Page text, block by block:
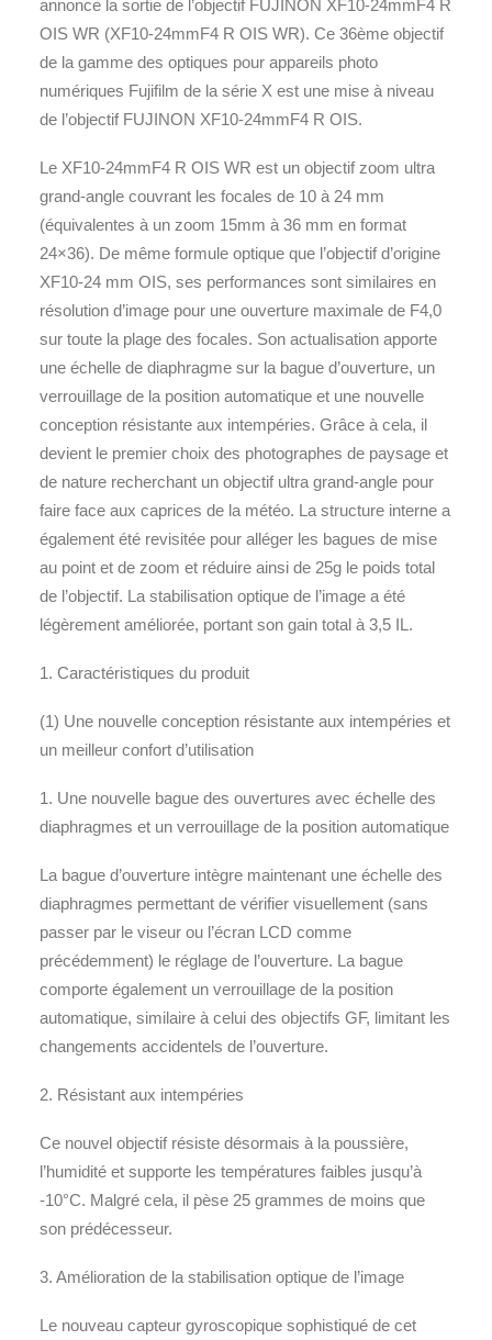
annonce la sortie de l’objectif FUJINON XF10-24mmF4 R
OIS WR (XF10-24mmF4 R OIS WR). Ce 36ème objectif
de la gamme des optiques pour appareils photo
numériques Fujifilm de la série X est une mise à niveau
de l’objectif FUJINON XF10-24mmF4 R OIS.
Le XF10-24mmF4 R OIS WR est un objectif zoom ultra
grand-angle couvrant les focales de 10 à 24 mm
(équivalentes à un zoom 15mm à 36 mm en format
24×36). De même formule optique que l’objectif d’origine
XF10-24 mm OIS, ses performances sont similaires en
résolution d’image pour une ouverture maximale de F4,0
sur toute la plage des focales. Son actualisation apporte
une échelle de diaphragme sur la bague d’ouverture, un
verrouillage de la position automatique et une nouvelle
conception résistante aux intempéries. Grâce à cela, il
devient le premier choix des photographes de paysage et
de nature recherchant un objectif ultra grand-angle pour
faire face aux caprices de la météo. La structure interne a
également été revisitée pour alléger les bagues de mise
au point et de zoom et réduire ainsi de 25g le poids total
de l’objectif. La stabilisation optique de l’image a été
légèrement améliorée, portant son gain total à 3,5 IL.
1. Caractéristiques du produit
(1) Une nouvelle conception résistante aux intempéries et
un meilleur confort d’utilisation
1. Une nouvelle bague des ouvertures avec échelle des
diaphragmes et un verrouillage de la position automatique
La bague d’ouverture intègre maintenant une échelle des
diaphragmes permettant de vérifier visuellement (sans
passer par le viseur ou l’écran LCD comme
précédemment) le réglage de l’ouverture. La bague
comporte également un verrouillage de la position
automatique, similaire à celui des objectifs GF, limitant les
changements accidentels de l’ouverture.
2. Résistant aux intempéries
Ce nouvel objectif résiste désormais à la poussière,
l’humidité et supporte les températures faibles jusqu’à
-10°C. Malgré cela, il pèse 25 grammes de moins que
son prédécesseur.
3. Amélioration de la stabilisation optique de l’image
Le nouveau capteur gyroscopique sophistiqué de cet